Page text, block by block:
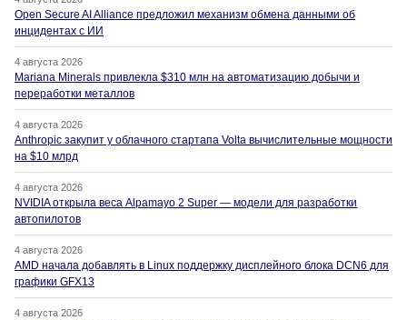
Open Secure AI Alliance предложил механизм обмена данными об
инцидентах с ИИ
4 августа 2026
Mariana Minerals привлекла $310 млн на автоматизацию добычи и
переработки металлов
4 августа 2026
Anthropic закупит у облачного стартапа Volta вычислительные мощности
на $10 млрд
4 августа 2026
NVIDIA открыла веса Alpamayo 2 Super — модели для разработки
автопилотов
4 августа 2026
AMD начала добавлять в Linux поддержку дисплейного блока DCN6 для
графики GFX13
4 августа 2026